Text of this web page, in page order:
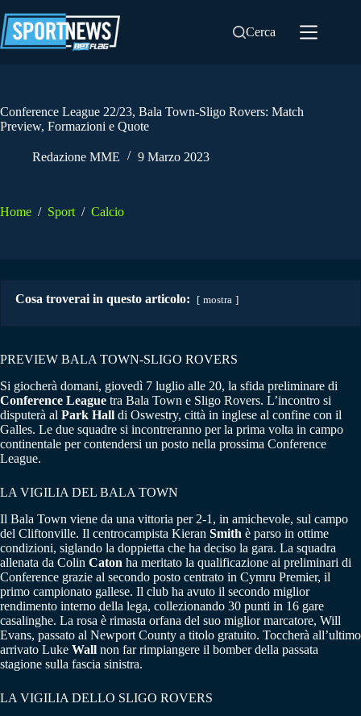
al
contenuto
Cerca
Conference League 22/23, Bala Town-Sligo Rovers: Match
Preview, Formazioni e Quote
Redazione MME 9 Marzo 2023
Home / Sport / Calcio
Cosa troverai in questo articolo: mostra
PREVIEW BALA TOWN-SLIGO ROVERS
Si giocherà domani, giovedì 7 luglio alle 20, la sfida preliminare di
Conference League tra Bala Town e Sligo Rovers. L’incontro si
disputerà al Park Hall di Oswestry, città in inglese al confine con il
Galles. Le due squadre si incontreranno per la prima volta in campo
continentale per contendersi un posto nella prossima Conference
League.
LA VIGILIA DEL BALA TOWN
Il Bala Town viene da una vittoria per 2-1, in amichevole, sul campo
del Cliftonville. Il centrocampista Kieran Smith è parso in ottime
condizioni, siglando la doppietta che ha deciso la gara. La squadra
allenata da Colin Caton ha meritato la qualificazione ai preliminari di
Conference grazie al secondo posto centrato in Cymru Premier, il
primo campionato gallese. Il club ha avuto il secondo miglior
rendimento interno della lega, collezionando 30 punti in 16 gare
casalinghe. La rosa è rimasta orfana del suo miglior marcatore, Will
Evans, passato al Newport County a titolo gratuito. Toccherà all’ultimo
arrivato Luke Wall non far rimpiangere il bomber della passata
stagione sulla fascia sinistra.
LA VIGILIA DELLO SLIGO ROVERS